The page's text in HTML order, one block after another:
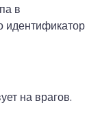
в
идентификатор
на врагов.